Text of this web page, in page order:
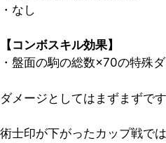
・なし
【コンボスキル効果】
・盤面の駒の総数×70の特殊
ダメージとしてはまずまずです
術士印が下がったカップ戦で